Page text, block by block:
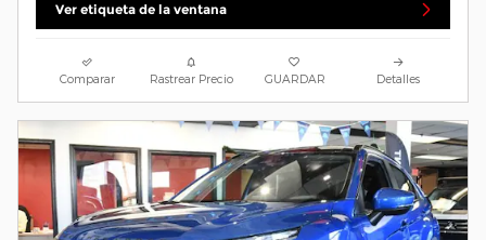
Ver etiqueta de la ventana
Comparar Rastrear Precio GUARDAR Detalles